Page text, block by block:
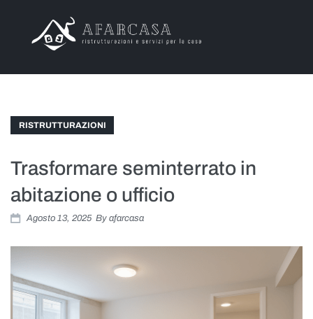
Articoli
Area Clienti
RISTRUTTURAZIONI
Trasformare seminterrato in
abitazione o ufficio
Agosto 13, 2025 By afarcasa